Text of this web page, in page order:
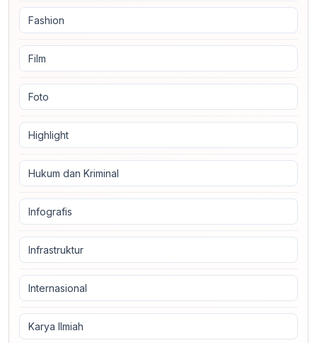
Fashion
Film
Foto
Highlight
Hukum dan Kriminal
Infografis
Infrastruktur
Internasional
Karya Ilmiah